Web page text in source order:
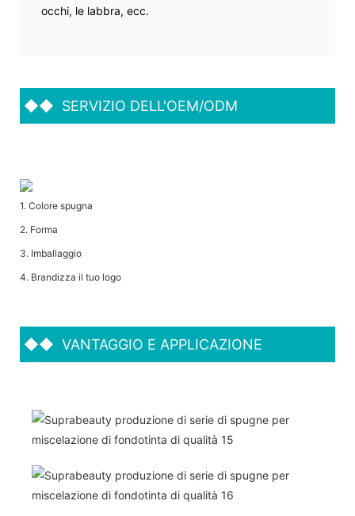
occhi, le labbra, ecc.
◆◆ SERVIZIO DELL'OEM/ODM
1. Colore spugna
2. Forma
3. Imballaggio
4. Brandizza il tuo logo
◆◆ VANTAGGIO E APPLICAZIONE